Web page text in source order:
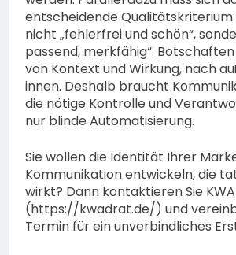
entscheidende Qualitätskriterium
nicht „fehlerfrei und schön“,
passend, merkfähig“.
von Kontext und Wirkung, nach
innen. Deshalb braucht
die nötige Kontrolle und
nur blinde Automatisierung.
Sie wollen die Identität Ihrer
Kommunikation entwickeln, die
wirkt? Dann kontaktieren Sie
(https://kwadrat.de/) und
Termin für ein unverbindliches